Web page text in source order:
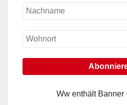
Ww enthält Banner